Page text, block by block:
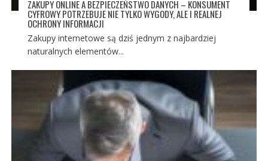
ZAKUPY ONLINE A BEZPIECZEŃSTWO DANYCH – KONSUMENT
CYFROWY POTRZEBUJE NIE TYLKO WYGODY, ALE I REALNEJ
OCHRONY INFORMACJI
Zakupy internetowe są dziś jednym z najbardziej
naturalnych elementów...